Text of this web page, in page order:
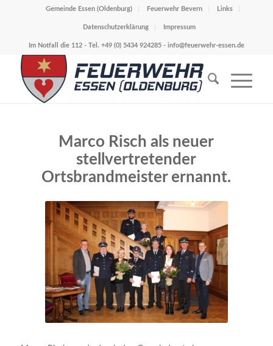
Gemeinde Essen (Oldenburg) Feuerwehr Bevern Links
Datenschutzerklärung Impressum
Im Notfall die 112 - Tel. +49 (0) 5434 924285 - info@feuerwehr-essen.de
Marco Risch als neuer
stellvertretender
Ortsbrandmeister ernannt.